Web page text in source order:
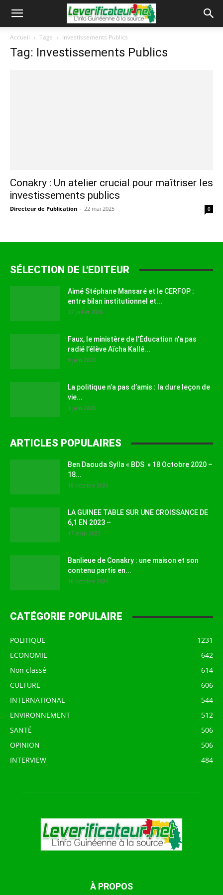
Accueil Tags Investissements Publics
Tag: Investissements Publics
Conakry : Un atelier crucial pour maîtriser les
investissements publics
Directeur de Publication - 22 mai 2025 0
SÉLECTION DE L'EDITEUR
Aimé Stéphane Mansaré et le CERFOP :
entre bilan institutionnel et...
12 juillet 2026
Faux, le ministère de l’Éducation n’a pas
radié l’élève Aïcha Kallé...
9 juin 2026
La politique n’a pas d’amis : la dure leçon de
vie...
1 juin 2026
ARTICLES POPULAIRES
Ben Daouda Sylla « BDS » 18 Octobre 2020 –
18...
18 octobre 2024
LA GUINEE TABLE SUR UNE CROISSANCE DE
6,1 EN 2023 –
17 août 2023
Banlieue de Conakry : une maison et son
contenu partis en...
16 octobre 2024
CATÉGORIE POPULAIRE
POLITIQUE
1231
ECONOMIE
642
Non classé
614
CULTURE
606
INTERNATIONAL
544
ENVIRONNEMENT
512
SANTÉ
506
OPINION
506
INTERVIEW
484
À PROPOS